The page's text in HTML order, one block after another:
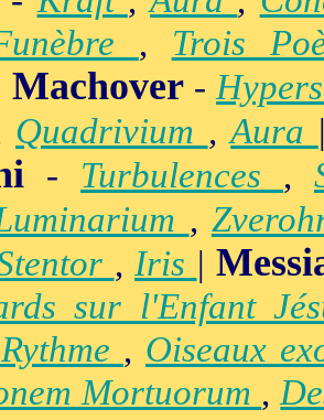
, Trois
Machover -
Quadrivium ,Aura
- Turbulences ,
,
, Iris |
sur l'Enfant
, Oiseaux
Mortuorum ,